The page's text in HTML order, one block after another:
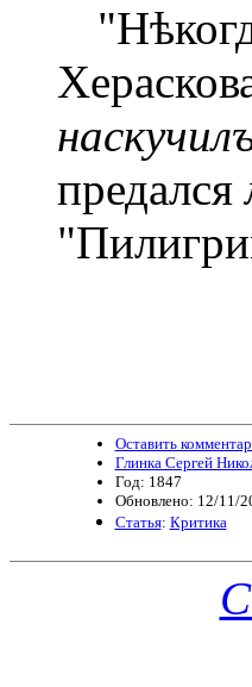
предался
Оставить
Глинка Сергей
Год: 1847
Обновлено: 12/11/
Статья: Критика